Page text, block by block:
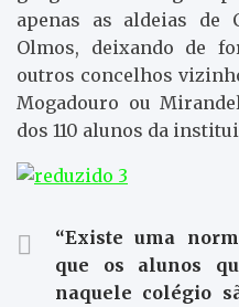
apenas as aldeias de
Olmos, deixando de
outros concelhos
Mogadouro ou
dos 110 alunos da
“Existe uma
que os alunos
naquele colégio